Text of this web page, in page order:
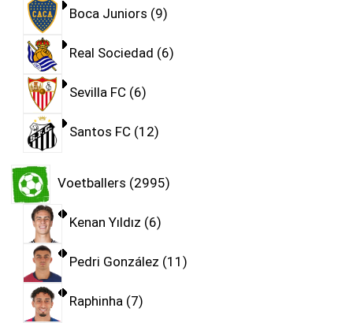
Boca Juniors 9
Real Sociedad 6
Sevilla FC 6
Santos FC 12
Voetballers 2995
Kenan Yıldız 6
Pedri González 11
Raphinha 7